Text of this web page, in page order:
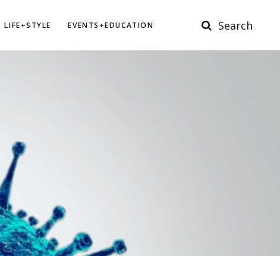
LIFE+STYLE EVENTS+EDUCATION Search